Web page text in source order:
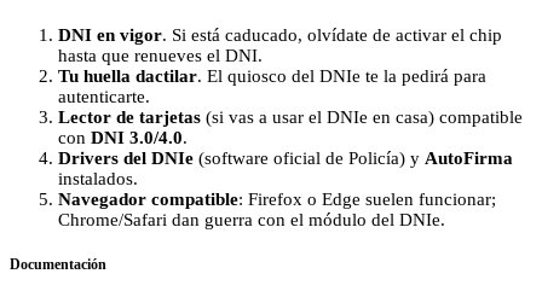
DNI en vigor. Si está caducado, olvídate de activar el chip
hasta que renueves el DNI.
Tu huella dactilar. El quiosco del DNIe te la pedirá para
autenticarte.
Lector de tarjetas (si vas a usar el DNIe en casa) compatible
con DNI 3.0/4.0.
Drivers del DNIe (software oficial de Policía) y AutoFirma
instalados.
Navegador compatible: Firefox o Edge suelen funcionar;
Chrome/Safari dan guerra con el módulo del DNIe.
Documentación